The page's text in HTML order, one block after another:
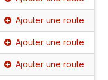
Ajouter une route
Ajouter une route
Ajouter une route